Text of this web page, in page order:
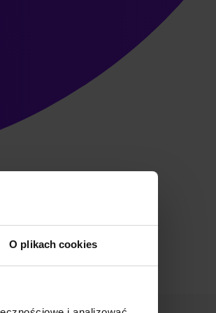
O plikach cookies